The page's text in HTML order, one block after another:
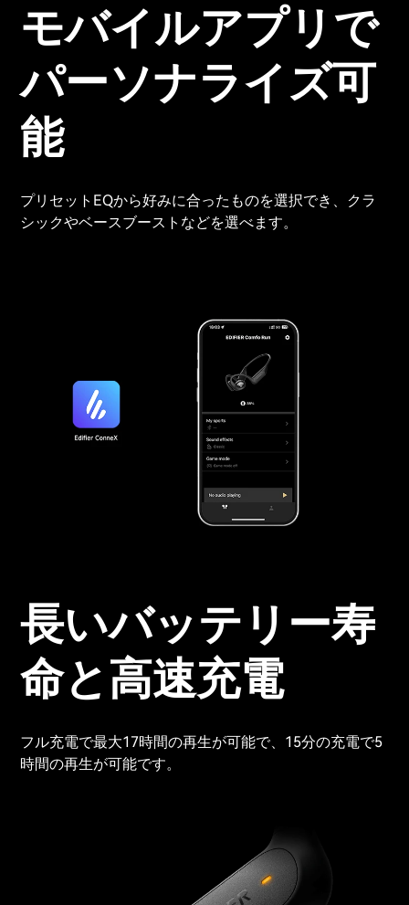
モバイルアプリで
パーソナライズ可
能
プリセットEQから好みに合ったものを選択でき、クラ
シックやベースブーストなどを選べます。
長いバッテリー寿
命と高速充電
フル充電で最大17時間の再生が可能で、15分の充電で5
時間の再生が可能です。